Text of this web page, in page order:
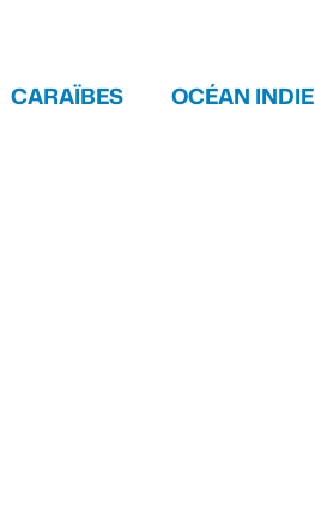
CARAÏBES OCÉAN